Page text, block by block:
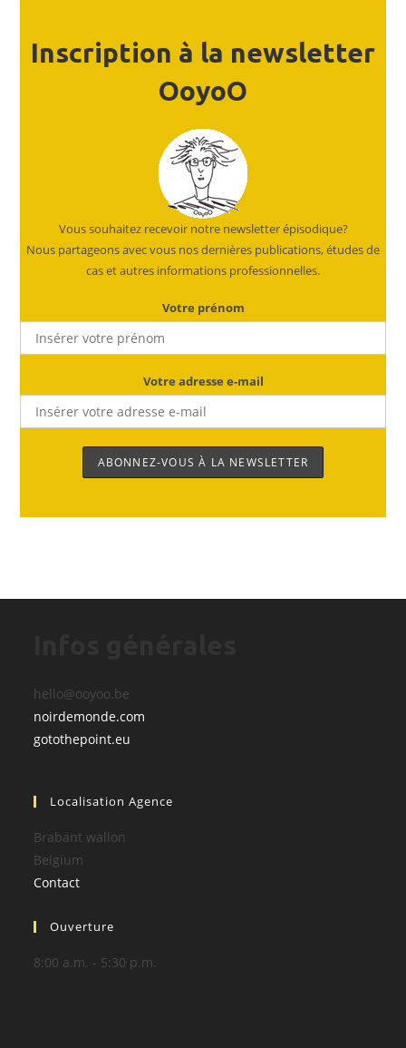
Inscription à la newsletter
OoyoO
Vous souhaitez recevoir notre newsletter épisodique?
Nous partageons avec vous nos dernières publications, études de
cas et autres informations professionnelles.
Votre prénom
Votre adresse e-mail
hello@ooyoo.be
noirdemonde.com
gotothepoint.eu
Localisation Agence
Brabant wallon
Belgium
Contact
Ouverture
8:00 a.m. - 5:30 p.m.